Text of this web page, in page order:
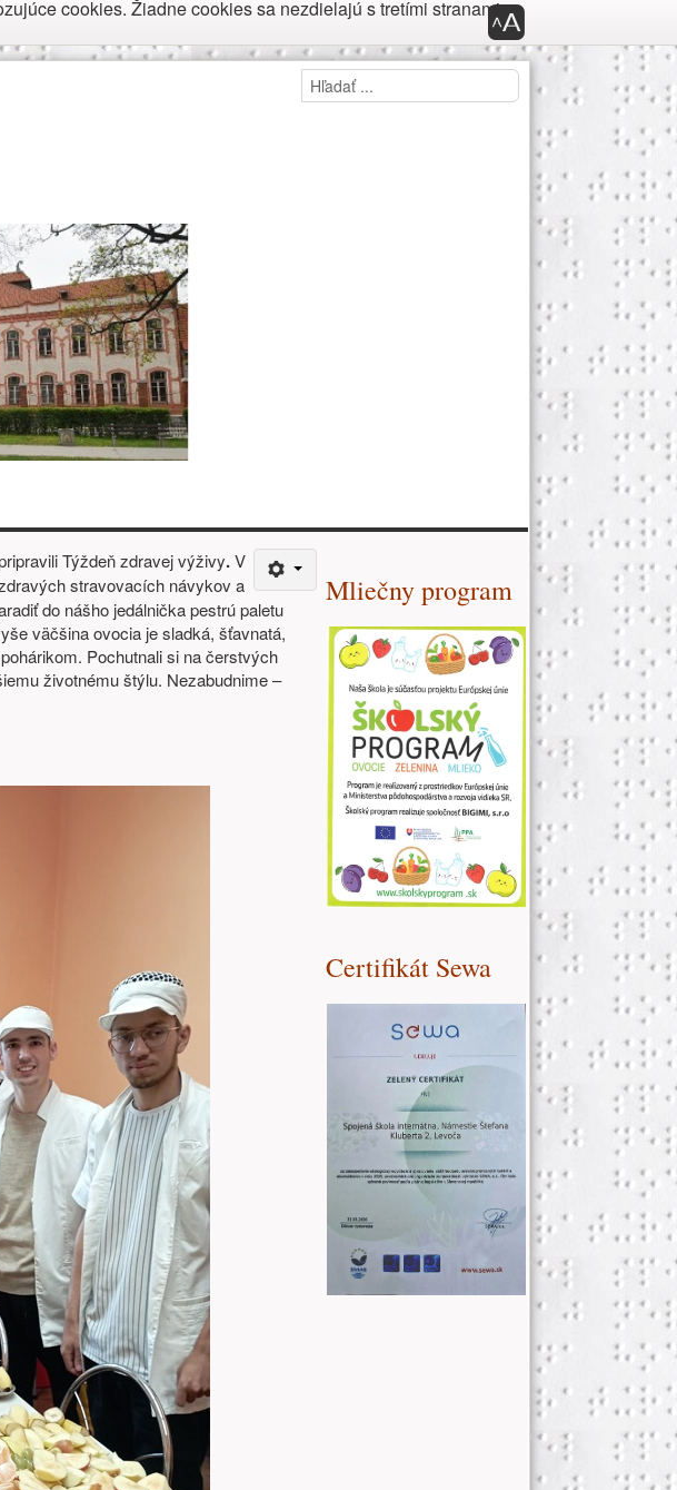
Panel
Panel prístupnosti
Hľadaj
Hľadať ...
Týždeň zdravej výživy.V
stravovacích návykov a
do nášho jedálnička pestrú paletu
väčšina ovocia je sladká, šťavnatá,
Pochutnali si na čerstvých
životnému štýlu. Nezabudnime –
Ďalšie zdroje (pravý
Mliečny program
Certifikát Sewa
cookies. Žiadne cookies sa nezdielajú s tretími stranami.